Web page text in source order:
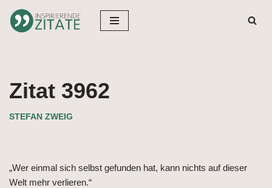
Zum
Zitat 3962
STEFAN ZWEIG
„Wer einmal sich selbst gefunden hat, kann nichts auf dieser
Welt mehr verlieren.“